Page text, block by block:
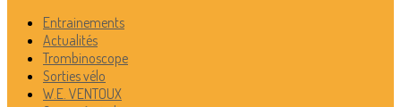
Entrainements
Actualités
Trombinoscope
Sorties vélo
W.E. VENTOUX